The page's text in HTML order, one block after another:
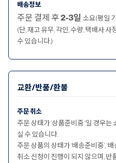
배송정보
주문 결제 후2-3일 소요(평일
(단, 재고 유무, 각인, 수량, 택배사
수 있습니다.)
교환/반품/환불
주문 취소
주문 상태가 '상품준비중 '일 경우는
실 수 있습니다.
주문 상품의 상태가 ‘배송준비중’, ‘
취소 신청이 진행이 되지 않으며, 반